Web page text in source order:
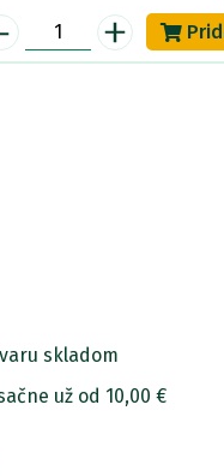
+
skladom
už od 10,00 €